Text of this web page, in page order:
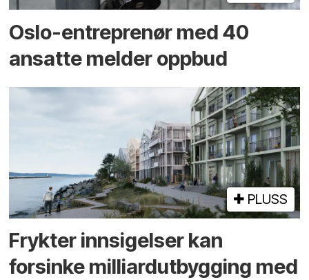
Oslo-entreprenør med 40
ansatte melder oppbud
PLUSS
Frykter innsigelser kan
forsinke milliard­utbygging med